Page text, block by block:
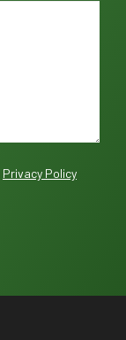
Privacy Policy